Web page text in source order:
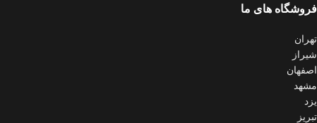
فروشگاه های ما
تهران
شیراز
اصفهان
مشهد
یزد
تبریز